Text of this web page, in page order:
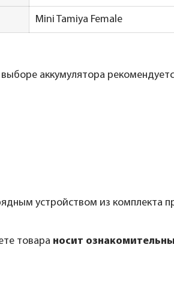
Mini Tamiya Female
аккумулятора
устройством из комплекта
товара носит